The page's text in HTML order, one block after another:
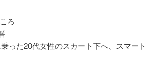
ろ
った20代女性のスカート下へ、スマート